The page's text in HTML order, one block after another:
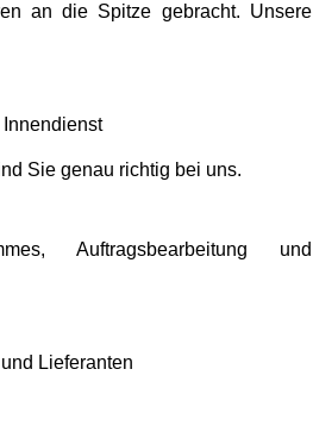
an die Spitze gebracht. Unsere
Innendienst
Sie genau richtig bei uns.
Auftragsbearbeitung und
Lieferanten